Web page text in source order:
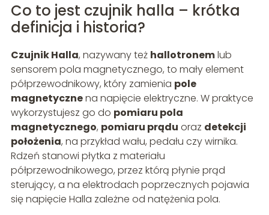
Co to jest czujnik halla – krótka
definicja i historia?
Czujnik Halla, nazywany też hallotronemlub
sensorem pola magnetycznego, to mały element
półprzewodnikowy, który zamienia pole
magnetycznena napięcie elektryczne. W praktyce
wykorzystujesz go do pomiaru pola
magnetycznego, pomiaru prądu oraz detekcji
położenia, na przykład wału, pedału czy wirnika.
Rdzeń stanowi płytka z materiału
półprzewodnikowego, przez którą płynie prąd
sterujący, a na elektrodach poprzecznych pojawia
się napięcie Halla zależne od natężenia pola.